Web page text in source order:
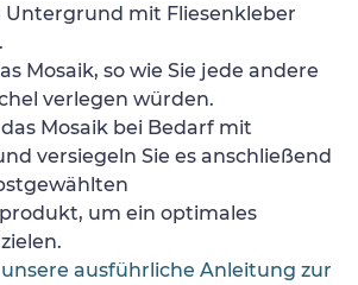
mit Fliesenkleber
Mosaik, so wie Sie jede andere
verlegen würden.
Mosaik bei Bedarf mit
versiegeln Sie es anschließend
um ein optimales
unsere ausführliche Anleitung zur